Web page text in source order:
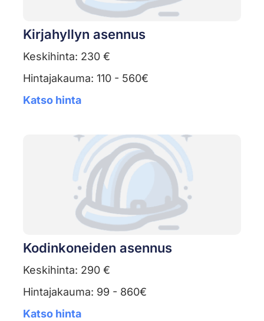
Kirjahyllyn asennus
Keskihinta: 230 €
Hintajakauma: 110 - 560€
Katso hinta
Kodinkoneiden asennus
Keskihinta: 290 €
Hintajakauma: 99 - 860€
Katso hinta